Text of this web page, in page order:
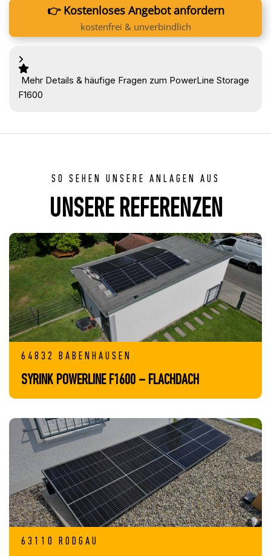
👉 Kostenloses Angebot anfordern
kostenfrei & unverbindlich
Mehr Details & häufige Fragen zum PowerLine Storage
F1600
SO SEHEN UNSERE ANLAGEN AUS
UNSERE REFERENZEN
64832 BABENHAUSEN
SYRINK POWERLINE F1600 – FLACHDACH
63110 RODGAU